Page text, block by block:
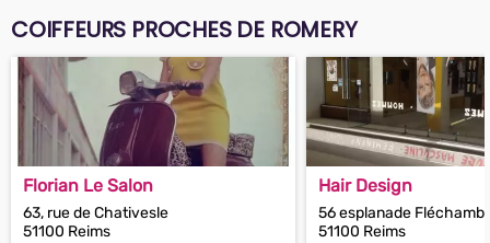
COIFFEURS PROCHES DE ROMERY
Florian Le Salon
63, rue de Chativesle
51100 Reims
Hair Design
56 esplanade
51100 Reims